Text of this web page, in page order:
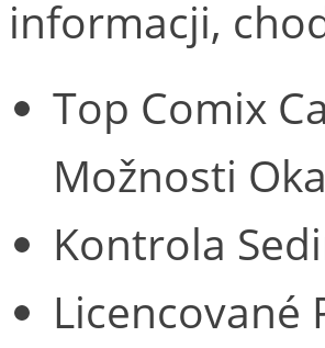
informacji,
Top Comix
Možnosti
Kontrola
Licencované